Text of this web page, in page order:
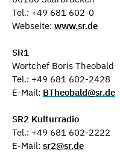
Tel.: +49 681 602-0
Webseite: www.sr.de
SR1
Wortchef Boris Theobald
Tel.: +49 681 602-2428
E-Mail: BTheobald@sr.de
SR2 Kulturradio
Tel.: +49 681 602-2222
E-Mail: sr2@sr.de